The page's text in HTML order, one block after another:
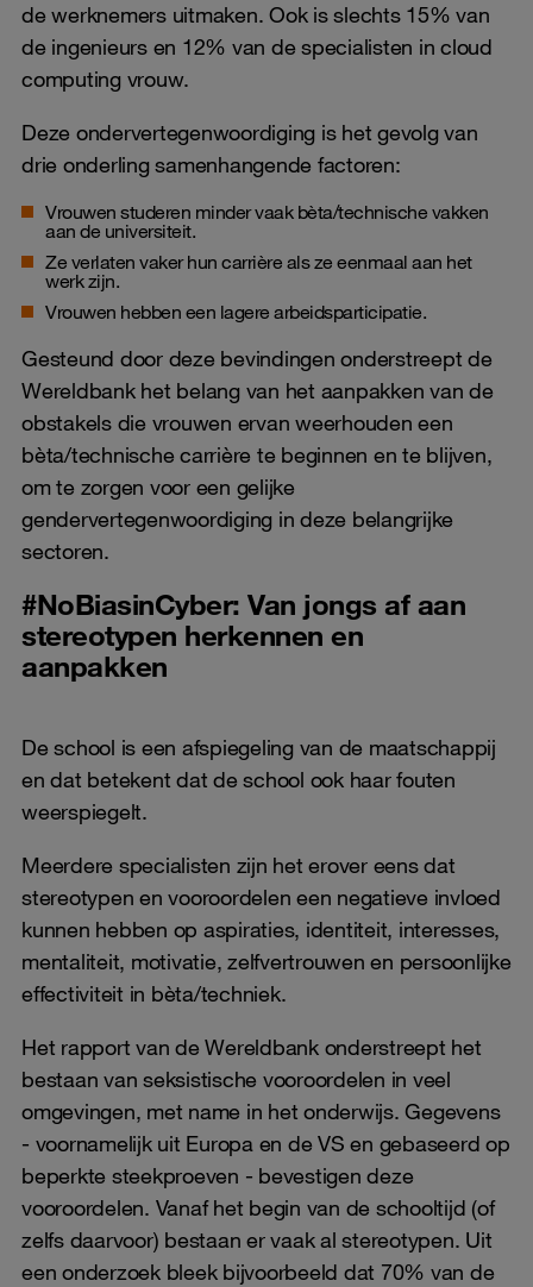
de werknemers uitmaken. Ook is slechts 15% van
de ingenieurs en 12% van de specialisten in cloud
computing vrouw.
Deze ondervertegenwoordiging is het gevolg van
drie onderling samenhangende factoren:
Vrouwen studeren minder vaak bèta/technische vakken
aan de universiteit.
Ze verlaten vaker hun carrière als ze eenmaal aan het
werk zijn.
Vrouwen hebben een lagere arbeidsparticipatie.
Gesteund door deze bevindingen onderstreept de
Wereldbank het belang van het aanpakken van de
obstakels die vrouwen ervan weerhouden een
bèta/technische carrière te beginnen en te blijven,
om te zorgen voor een gelijke
gendervertegenwoordiging in deze belangrijke
sectoren.
#NoBiasinCyber: Van jongs af aan
stereotypen herkennen en
aanpakken
De school is een afspiegeling van de maatschappij
en dat betekent dat de school ook haar fouten
weerspiegelt.
Meerdere specialisten zijn het erover eens dat
stereotypen en vooroordelen een negatieve invloed
kunnen hebben op aspiraties, identiteit, interesses,
mentaliteit, motivatie, zelfvertrouwen en persoonlijke
effectiviteit in bèta/techniek.
Het rapport van de Wereldbank onderstreept het
bestaan van seksistische vooroordelen in veel
omgevingen, met name in het onderwijs. Gegevens
- voornamelijk uit Europa en de VS en gebaseerd op
beperkte steekproeven - bevestigen deze
vooroordelen. Vanaf het begin van de schooltijd (of
zelfs daarvoor) bestaan er vaak al stereotypen. Uit
een onderzoek bleek bijvoorbeeld dat 70% van de